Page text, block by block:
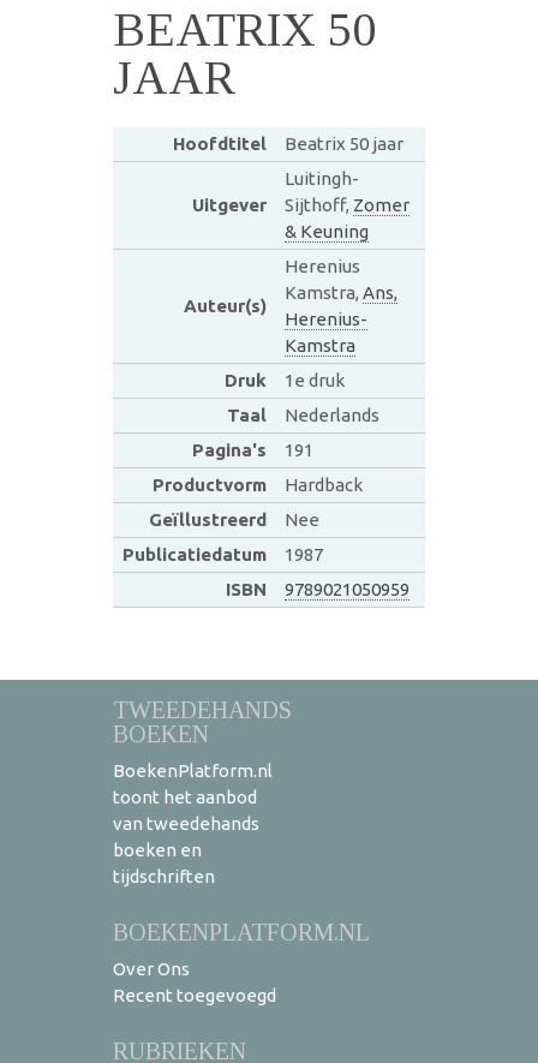
BEATRIX 50
JAAR
Hoofdtitel Beatrix 50 jaar
Uitgever
Luitingh-
Sijthoff, Zomer
& Keuning
Auteur(s)
Herenius
Kamstra, Ans,
Herenius-
Kamstra
Druk
1e druk
Taal
Nederlands
Pagina's
191
Productvorm
Hardback
Geïllustreerd
Nee
Publicatiedatum
1987
ISBN
9789021050959
TWEEDEHANDS
BOEKEN
BoekenPlatform.nl
toont het aanbod
van tweedehands
boeken en
tijdschriften
BOEKENPLATFORM.NL
Over Ons
Recent toegevoegd
RUBRIEKEN